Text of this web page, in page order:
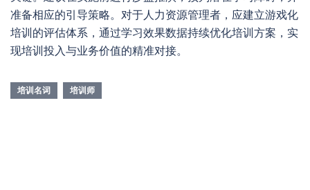
准备相应的引导策略。对于人力资源管理者，应建立游戏化
培训的评估体系，通过学习效果数据持续优化培训方案，实
现培训投入与业务价值的精准对接。
培训名词 培训师